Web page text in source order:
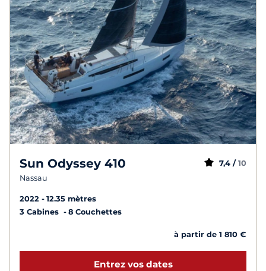
Sun Odyssey 410
Nassau
7,4 / 10
2022
12.35 mètres
3 Cabines
8 Couchettes
à partir de 1 810 €
Entrez vos dates